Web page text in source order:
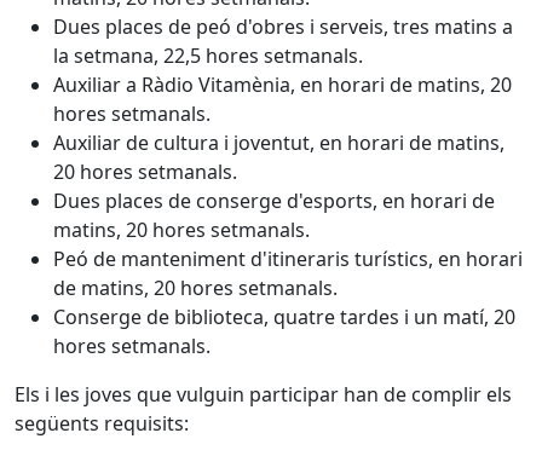
Dues places de peó d'obres i serveis, tres matins a
la setmana, 22,5 hores setmanals.
Auxiliar a Ràdio Vitamènia, en horari de matins, 20
hores setmanals.
Auxiliar de cultura i joventut, en horari de matins,
20 hores setmanals.
Dues places de conserge d'esports, en horari de
matins, 20 hores setmanals.
Peó de manteniment d'itineraris turístics, en horari
de matins, 20 hores setmanals.
Conserge de biblioteca, quatre tardes i un matí, 20
hores setmanals.
Els i les joves que vulguin participar han de complir els
següents requisits: